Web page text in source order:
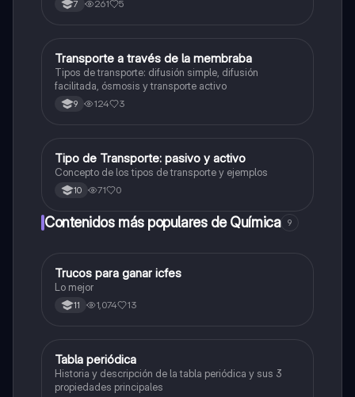
7 261 5
Biologia
Transporte a través de la membraba
Tipos de transporte: difusión simple, difusión
facilitada, ósmosis y transporte activo
9 124 3
Biologia
Tipo de Transporte: pasivo y activo
Concepto de los tipos de transporte y ejemplos
10 71 0
Contenidos más populares de Química 9
Química
Trucos para ganar icfes
Lo mejor
11 1,074 13
Química
Tabla periódica
Historia y descripción de la tabla periódica y sus 3
propiedades principales